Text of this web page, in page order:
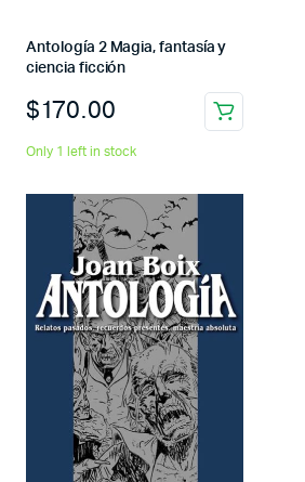
Antología 2 Magia, fantasía y
ciencia ficción
$170.00
Only 1 left in stock